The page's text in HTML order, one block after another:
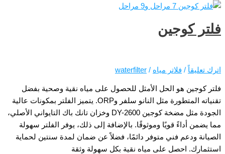
فلاتر مياه/
waterfilter
هو الحل الأمثل للحصول على مياه نقية وصحية بفضل
تقنياته المتطورة مثل النانو سلفر وORP. يتميز الفلتر بمكونات عالية
الجودة مثل مضخة كوجين DY-2600 وخزان تانك باك التايواني الأصلي،
قويًا وموثوقًا. بالإضافة إلى ذلك، يوفر الفلتر سهولة
فني متوفر دائمًا، فضلاً عن ضمان لمدة سنتين لحماية
على مياه نقية بكل سهولة وثقة